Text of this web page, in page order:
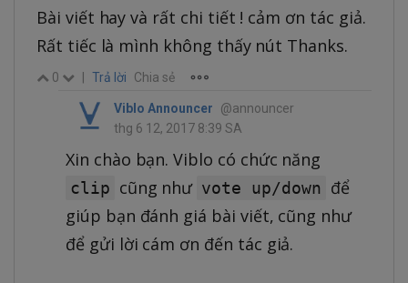
Bài viết hay và rất chi tiết ! cảm ơn tác giả.
Rất tiếc là mình không thấy nút Thanks.
0 Trả lời Chia sẻ
Viblo Announcer
@announcer
thg 6 12, 2017 8:39 SA
Xin chào bạn. Viblo có chức năng
clip cũng như vote up/down để
giúp bạn đánh giá bài viết, cũng như
để gửi lời cám ơn đến tác giả.